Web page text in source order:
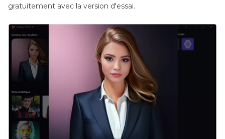
gratuitement avec la version d'essai.